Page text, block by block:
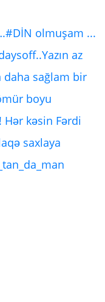
olmuşam ...
az
daha sağlam bir
boyu
kəsin Fərdi
saxlaya